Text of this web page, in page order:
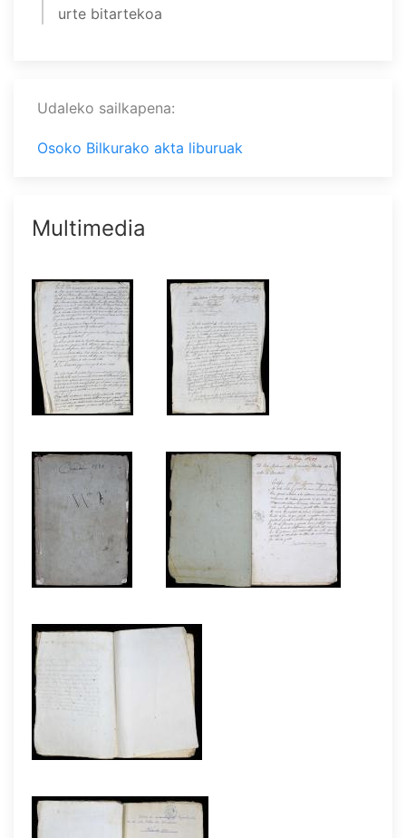
urte bitartekoa
Udaleko sailkapena
Osoko Bilkurako akta liburuak
Multimedia